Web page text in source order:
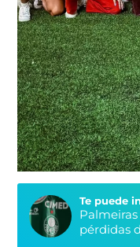
Te puede
pérdidas